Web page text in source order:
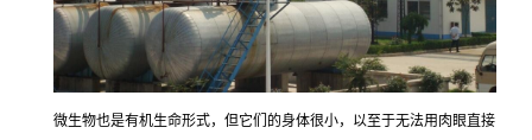
微生物也是有机生命形式，但它们的身体很小，以至于无法用肉眼直接